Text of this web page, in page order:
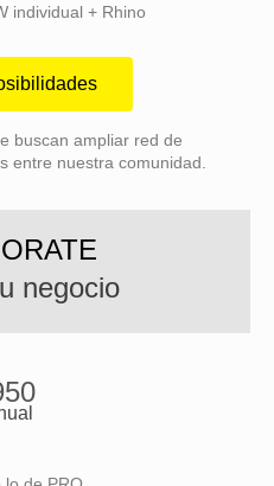
individual + Rhino
buscan ampliar red de
entre nuestra comunidad.
negocio